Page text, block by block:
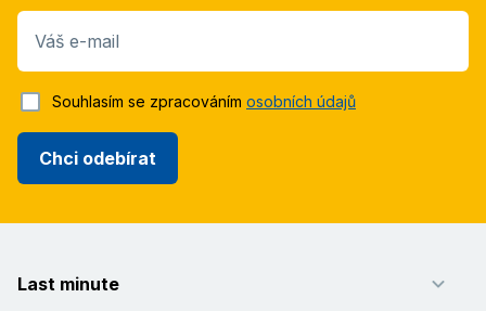
Váš e-mail
Chci odebírat
Souhlasím se zpracováním osobních údajů
Last minute